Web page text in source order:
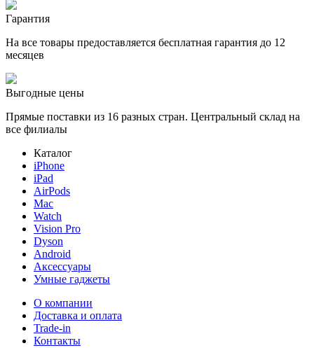
Гарантия
На все товары предоставляется бесплатная гарантия до 12
месяцев
Выгодные цены
Прямые поставки из 16 разных стран. Центральный склад на
все филиалы
Каталог
iPhone
iPad
AirPods
Mac
Watch
Vision Pro
Dyson
Android
Аксессуары
Умные гаджеты
О компании
Доставка и оплата
Trade-in
Контакты